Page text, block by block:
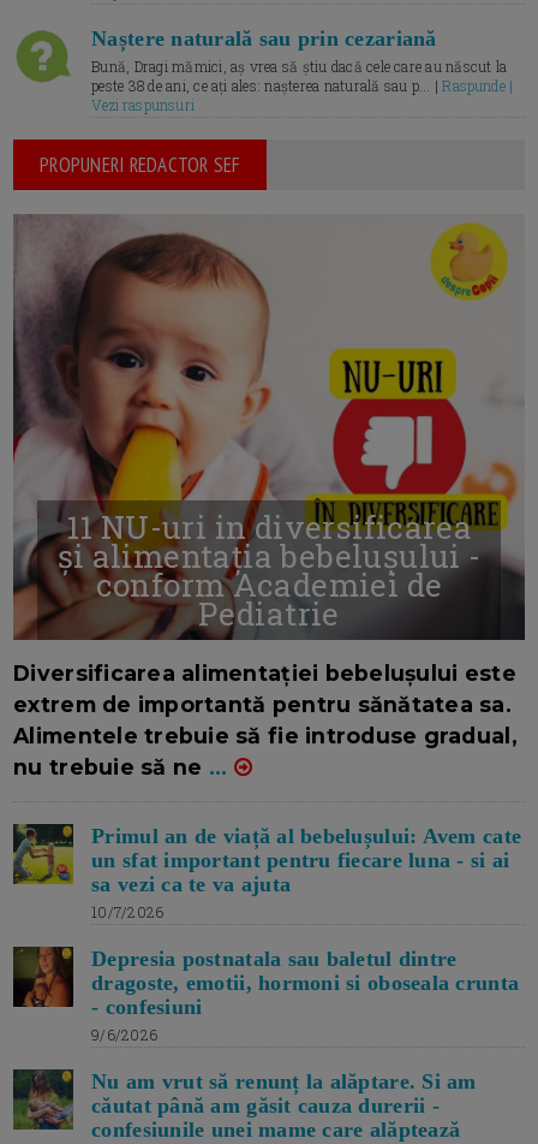
Naștere naturală sau prin cezariană
Bună, Dragi mămici, aș vrea să știu dacă cele care au născut la
peste 38 de ani, ce ați ales: nașterea naturală sau p... |Raspunde |
Vezi raspunsuri
PROPUNERI REDACTOR SEF
11 NU-uri in diversificarea
și alimentația bebelușului -
conform Academiei de
Pediatrie
Diversificarea alimentației bebelușului este
extrem de importantă pentru sănătatea sa.
Alimentele trebuie să fie introduse gradual,
nu trebuie să ne ...
Primul an de viață al bebelușului: Avem cate
un sfat important pentru fiecare luna - si ai
sa vezi ca te va ajuta
10/7/2026
Depresia postnatala sau baletul dintre
dragoste, emotii, hormoni si oboseala crunta
- confesiuni
9/6/2026
Nu am vrut să renunț la alăptare. Si am
căutat până am găsit cauza durerii -
confesiunile unei mame care alăptează